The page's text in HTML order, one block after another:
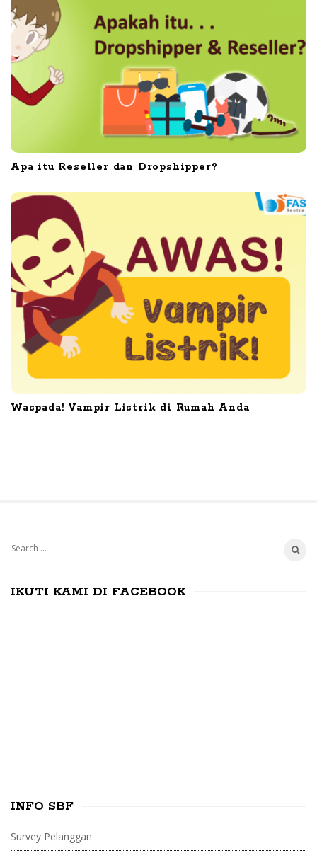
Apa itu Reseller dan Dropshipper?
Waspada! Vampir Listrik di Rumah Anda
S
t
S
a
IKUTI KAMI DI FACEBOOK
INFO SBF
Survey Pelanggan